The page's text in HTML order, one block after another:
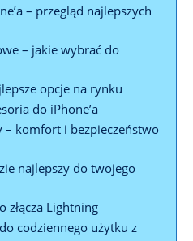
– ⁢przegląd najlepszych
–⁢ jakie wybrać do​
opcje na rynku
do iPhone’a
–​ komfort i bezpieczeństwo
najlepszy do twojego
złącza Lightning
⁣codziennego ‍użytku z